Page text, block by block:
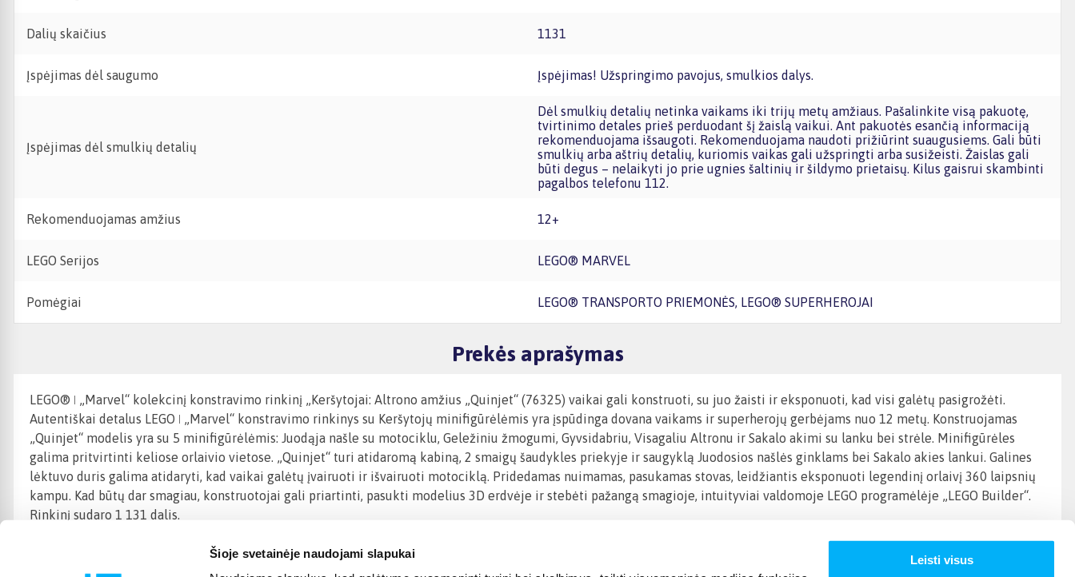
Šioje svetainėje naudojami slapukai
Leisti visus
Dalių skaičius 1131
Įspėjimas dėl saugumo Įspėjimas! Užspringimo pavojus, smulkios dalys.
Įspėjimas dėl smulkių detalių
Dėl smulkių detalių netinka vaikams iki trijų metų amžiaus. Pašalinkite visą pakuotę,
tvirtinimo detales prieš perduodant šį žaislą vaikui. Ant pakuotės esančią informaciją
rekomenduojama išsaugoti. Rekomenduojama naudoti prižiūrint suaugusiems. Gali būti
smulkių arba aštrių detalių, kuriomis vaikas gali užspringti arba susižeisti. Žaislas gali
būti degus – nelaikyti jo prie ugnies šaltinių ir šildymo prietaisų. Kilus gaisrui skambinti
pagalbos telefonu 112.
Rekomenduojamas amžius 12+
LEGO Serijos LEGO® MARVEL
Pomėgiai LEGO® TRANSPORTO PRIEMONĖS, LEGO® SUPERHEROJAI
Prekės aprašymas
LEGO® ǀ „Marvel“ kolekcinį konstravimo rinkinį „Keršytojai: Altrono amžius „Quinjet“ (76325) vaikai gali konstruoti, su juo žaisti ir eksponuoti, kad visi galėtų pasigrožėti.
Autentiškai detalus LEGO ǀ „Marvel“ konstravimo rinkinys su Keršytojų minifigūrėlėmis yra įspūdinga dovana vaikams ir superherojų gerbėjams nuo 12 metų. Konstruojamas
„Quinjet“ modelis yra su 5 minifigūrėlėmis: Juodąja našle su motociklu, Geležiniu žmogumi, Gyvsidabriu, Visagaliu Altronu ir Sakalo akimi su lanku bei strėle. Minifigūrėles
galima pritvirtinti keliose orlaivio vietose. „Quinjet“ turi atidaromą kabiną, 2 smaigų šaudykles priekyje ir saugyklą Juodosios našlės ginklams bei Sakalo akies lankui. Galines
lėktuvo duris galima atidaryti, kad vaikai galėtų įvairuoti ir išvairuoti motociklą. Pridedamas nuimamas, pasukamas stovas, leidžiantis eksponuoti legendinį orlaivį 360 laipsnių
kampu. Kad būtų dar smagiau, konstruotojai gali priartinti, pasukti modelius 3D erdvėje ir stebėti pažangą smagioje, intuityviai valdomoje LEGO programėlėje „LEGO Builder“.
Rinkinį sudaro 1 131 dalis.